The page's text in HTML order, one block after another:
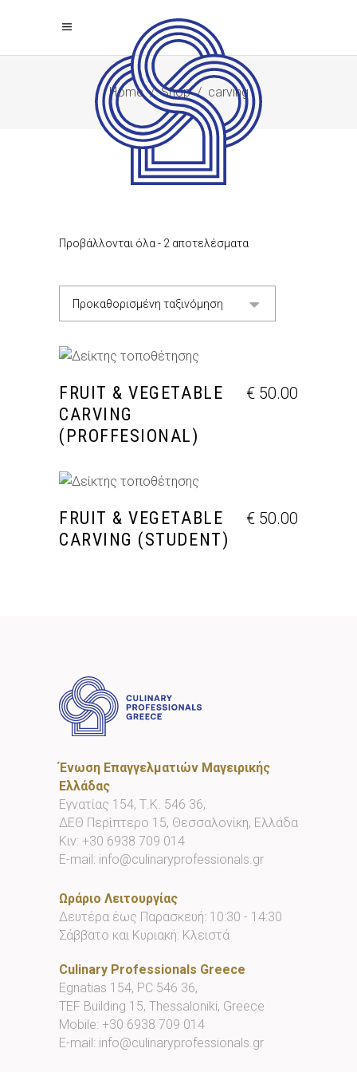
Home/Shop/ carving
Προβάλλονται όλα - 2 αποτελέσματα
Προκαθορισμένη ταξινόμηση
ΠΡΟΣΘΉΚΗ ΣΤΟ ΚΑΛΆΘΙ
FRUIT & VEGETABLE
CARVING
(PROFFESIONAL)
€ 50.00
ΠΡΟΣΘΉΚΗ ΣΤΟ ΚΑΛΆΘΙ
FRUIT & VEGETABLE
CARVING (STUDENT)
€ 50.00
Ένωση Επαγγελματιών Μαγειρικής
Ελλάδας
Εγνατίας 154, Τ.Κ. 546 36,
ΔΕΘ Περίπτερο 15, Θεσσαλονίκη, Ελλάδα
Κιν: +30 6938 709 014
E-mail: info@culinaryprofessionals.gr
Ωράριο Λειτουργίας
Δευτέρα έως Παρασκευή: 10:30 - 14:30
Σάββατο και Κυριακή: Κλειστά
Culinary Professionals Greece
Egnatias 154, PC 546 36,
TEF Building 15, Thessaloniki, Greece
Mobile: +30 6938 709 014
E-mail: info@culinaryprofessionals.gr